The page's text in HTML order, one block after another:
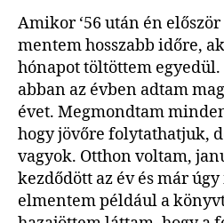
Amikor ‘56 után én
mentem hosszabb időre,
hónapot töltöttem
abban az évben adtam
évet. Megmondtam
hogy jövőre folytathatjuk,
vagyok. Otthon voltam,
kezdődött az év és már
elmentem például a